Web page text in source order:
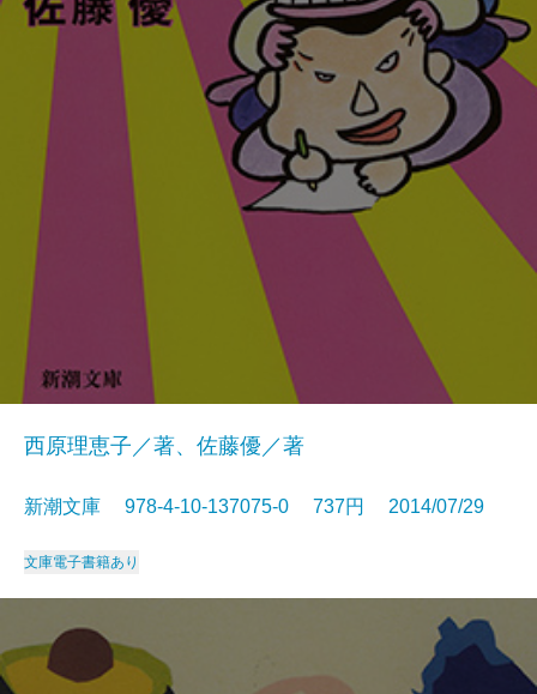
西原理恵子／著、佐藤優／著
新潮文庫 978-4-10-137075-0 737円 2014/07/29
文庫電子書籍あり